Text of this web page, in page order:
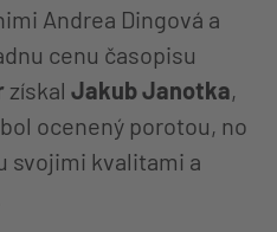
Andrea Dingová a
cenu časopisu
získal Jakub Janotka,
ocenený porotou, no
svojimi kvalitami a